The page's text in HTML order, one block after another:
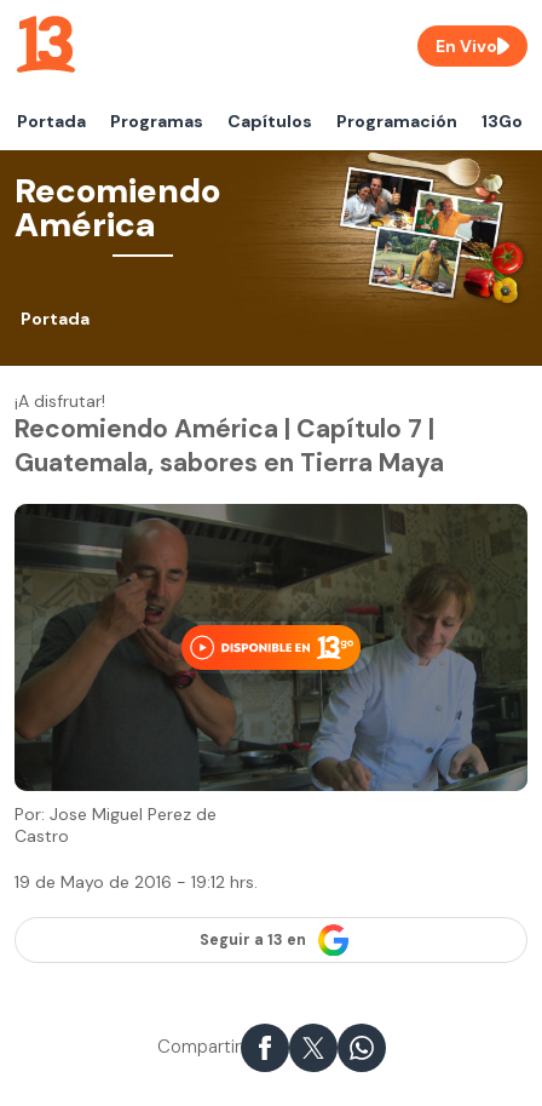
Portada Programas Capítulos Programación 13Go
En Vivo
Recomiendo
América
Portada
¡A disfrutar!
Recomiendo América | Capítulo 7 |
Guatemala, sabores en Tierra Maya
Por: Jose Miguel Perez de
Castro
19 de Mayo de 2016 - 19:12 hrs.
Seguir a 13 en
Compartir